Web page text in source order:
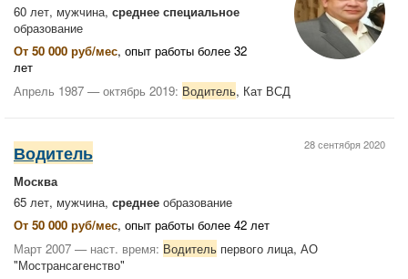
60 лет, мужчина, среднее специальное
образование
От 50 000 руб/мес, опыт работы более 32
лет
Апрель 1987 — октябрь 2019: Водитель, Кат ВСД
28 сентября 2020
Водитель
Москва
65 лет, мужчина, среднее образование
От 50 000 руб/мес, опыт работы более 42 лет
Март 2007 — наст. время: Водитель первого лица, АО
"Мострансагенство"